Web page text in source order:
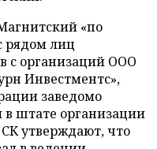
«по
рядом лиц
с организаций ООО
Инвестментс»,
заведомо
штате организации
утверждают, что